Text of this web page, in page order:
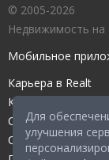
Для
улучшения
© 2005-2026
Недвижимость на
Мобильное
Карьера в Realt
Контакты редакции
Справочный центр
Служба поддержки